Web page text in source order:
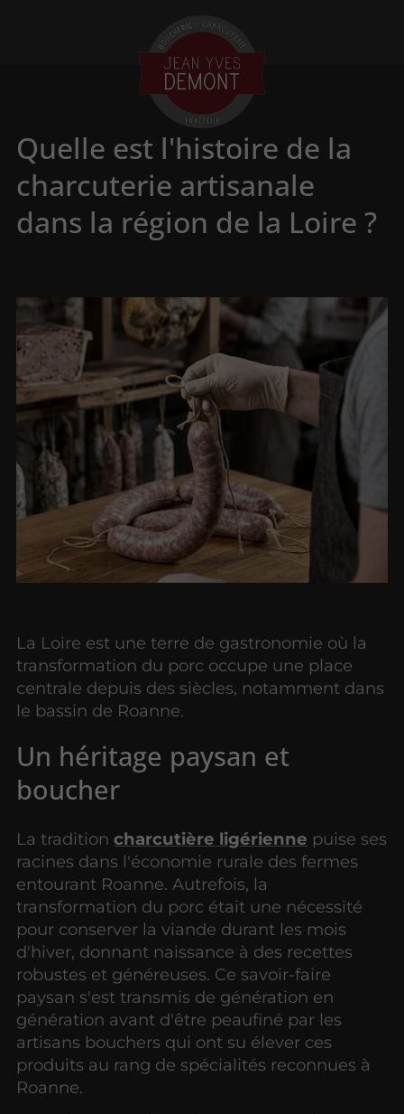
Quelle est l'histoire de la
charcuterie artisanale
dans la région de la Loire ?
La Loire est une terre de gastronomie où la
transformation du porc occupe une place
centrale depuis des siècles, notamment dans
le bassin de Roanne.
Un héritage paysan et
boucher
La traditioncharcutière ligérienne puise ses
racines dans l'économie rurale des fermes
entourant Roanne. Autrefois, la
transformation du porc était une nécessité
pour conserver la viande durant les mois
d'hiver, donnant naissance à des recettes
robustes et généreuses. Ce savoir-faire
paysan s'est transmis de génération en
génération avant d'être peaufiné par les
artisans bouchers qui ont su élever ces
produits au rang de spécialités reconnues à
Roanne.